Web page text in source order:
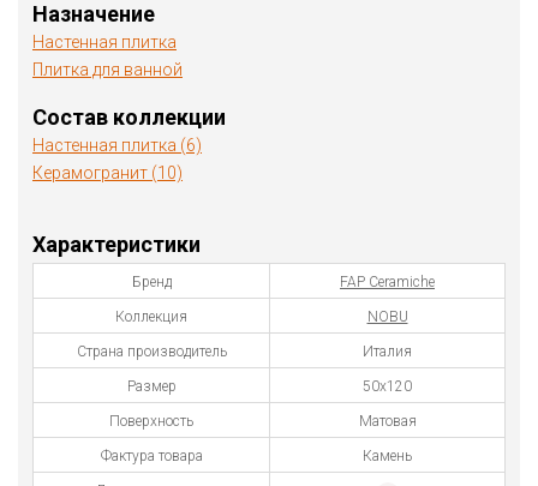
Назначение
Настенная плитка
Плитка для ванной
Состав коллекции
Настенная плитка (6)
Керамогранит (10)
Характеристики
Бренд FAP Ceramiche
Коллекция NOBU
Страна производитель Италия
Размер 50х120
Поверхность Матовая
Фактура товара Камень